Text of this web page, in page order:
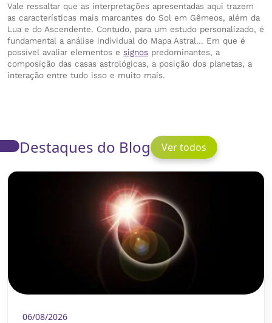
Vale ressaltar que as interpretações apresentadas aqui trazem
as características mais marcantes do Sol em Gêmeos, além da
Lua e do Ascendente. Contudo, para um estudo personalizado, é
fundamental a análise individual do Mapa Astral… Em que é
possível avaliar elementos e signos predominantes, a
composição das casas astrológicas, a posição dos planetas, a
interação entre tudo isso e muito mais.
Destaques do Blog Ver todos
06/08/2026